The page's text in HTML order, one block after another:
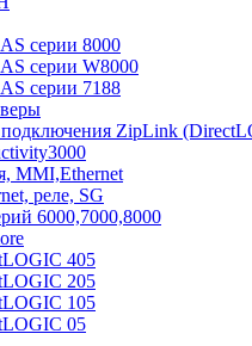
серии 8000
серии W8000
серии 7188
ZipLink
MMI,Ethernet
реле, SG
6000,7000,8000
405
205
105
05